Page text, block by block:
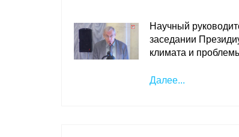
Научный
заседании
климата и
Далее...